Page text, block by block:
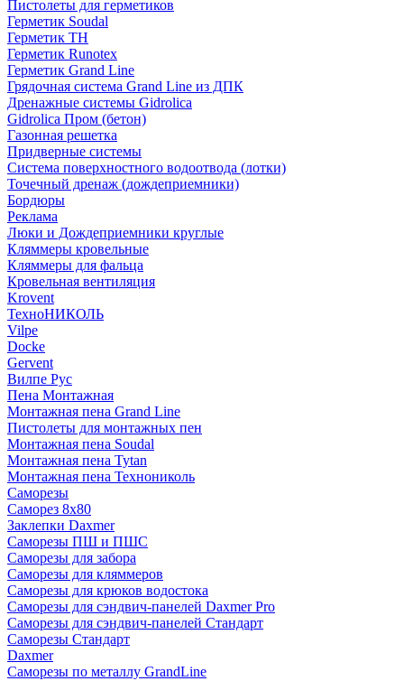
Пистолеты для герметиков
Герметик Soudal
Герметик ТН
Герметик Runotex
Герметик Grand Line
Грядочная система Grand Line из ДПК
Дренажные системы Gidrolica
Gidrolica Пром (бетон)
Газонная решетка
Придверные системы
Система поверхностного водоотвода (лотки)
Точечный дренаж (дождеприемники)
Бордюры
Рекламa
Люки и Дождеприемники круглые
Кляммеры кровельные
Кляммеры для фальца
Кровельная вентиляция
Krovent
ТехноНИКОЛЬ
Vilpe
Docke
Gervent
Вилпе Рус
Пена Монтажнaя
Монтажная пена Grand Linе
Пистолеты для монтажных пен
Монтажная пена Soudal
Монтажная пена Tytan
Монтажная пена Технониколь
Саморезы
Саморез 8х80
Заклепки Daxmer
Саморезы ПШ и ПШС
Саморезы для забора
Саморезы для кляммеров
Саморезы для крюков водостока
Саморезы для сэндвич-панелей Daxmer Pro
Саморезы для сэндвич-панелей Стандарт
Саморезы Стандарт
Daxmer
Саморезы по металлу GrandLine